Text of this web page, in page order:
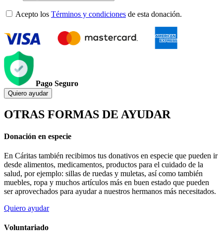
Acepto los Términos y condiciones de esta donación.
Pago Seguro
Quiero ayudar
OTRAS FORMAS DE AYUDAR
Donación en especie
En Cáritas también recibimos tus donativos en especie que pueden ir
desde alimentos, medicamentos, productos para el cuidado de la
salud, por ejemplo: sillas de ruedas y muletas, así como también
muebles, ropa y muchos artículos más en buen estado que pueden
ser aprovechados para ayudar a nuestros hermanos más necesitados.
Quiero ayudar
Voluntariado